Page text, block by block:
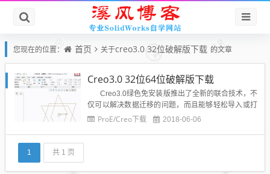
您现在的位置： 首页 关于creo3.0 32位破解版下载 的文章
Creo3.0 32位64位破解版下载
Creo3.0绿色免安装版推出了全新的联合技术，不
仅可以解决数据迁移的问题，而且能够轻松导入或打
开非ptc cero文件，方便了企业整合为单个cad平台。
ProE/Creo下载 2018-06-06
1 共 1 页